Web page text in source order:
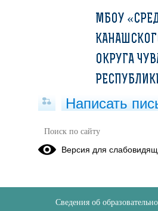
09.06.2023
МБОУ
ОКРУГА
Написать
Версия для
Сведения об